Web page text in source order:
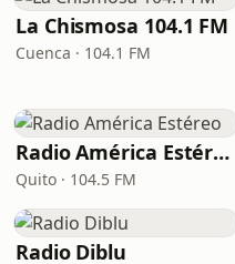
La Chismosa 104.1 FM
Cuenca · 104.1 FM
Radio América Estéreo
Quito · 104.5 FM
Radio Diblu